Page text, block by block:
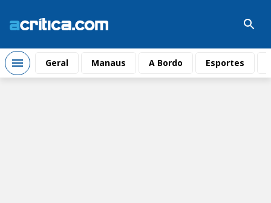
Geral Manaus A Bordo Esportes